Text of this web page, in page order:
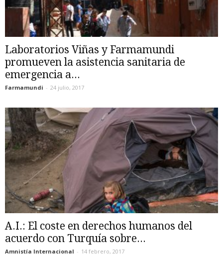
Laboratorios Viñas y Farmamundi
promueven la asistencia sanitaria de
emergencia a...
Farmamundi - 24 julio, 2017
A.I.: El coste en derechos humanos del
acuerdo con Turquía sobre...
Amnistía Internacional - 14 febrero, 2017